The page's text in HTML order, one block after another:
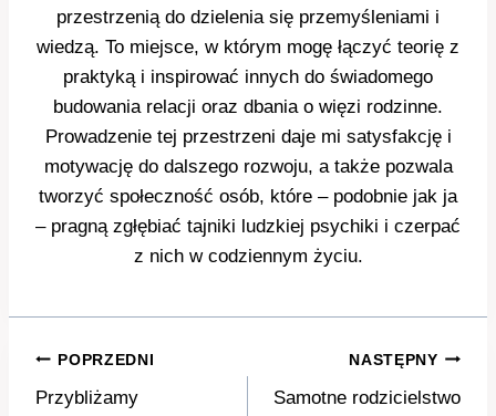
przestrzenią do dzielenia się przemyśleniami i
wiedzą. To miejsce, w którym mogę łączyć teorię z
praktyką i inspirować innych do świadomego
budowania relacji oraz dbania o więzi rodzinne.
Prowadzenie tej przestrzeni daje mi satysfakcję i
motywację do dalszego rozwoju, a także pozwala
tworzyć społeczność osób, które – podobnie jak ja
– pragną zgłębiać tajniki ludzkiej psychiki i czerpać
z nich w codziennym życiu.
Nawigacja
wpisu
POPRZEDNI
Przybliżamy
NASTĘPNY
Samotne rodzicielstwo